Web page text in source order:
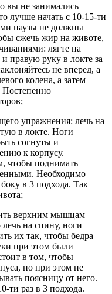
вы не занимались
лучше начать с 10-15-ти
паузы не должны
сжечь жир на животе,
лягте на
правую руку в локте за
не вперед, а
колена, а затем
Постепенно
упражнения: лечь на
в локте. Ноги
согнуты и
к корпусу.
чтобы поднимать
Необходимо
в 3 подхода. Так
верхним мышцам
на спину, ноги
их так, чтобы бедра
при этом были
в том, чтобы
но при этом не
поясницу от него.
ти раз в 3 подхода.